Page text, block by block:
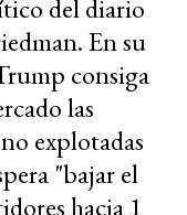
del diario
En su
consiga
las
explotadas
"bajar el
hacia 1